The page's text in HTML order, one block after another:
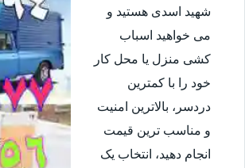
شهید اسدی هستید و
می خواهید اسباب
کشی منزل یا محل کار
خود را با کمترین
دردسر، بالاترین امنیت
و مناسب ترین قیمت
انجام دهید، انتخاب یک